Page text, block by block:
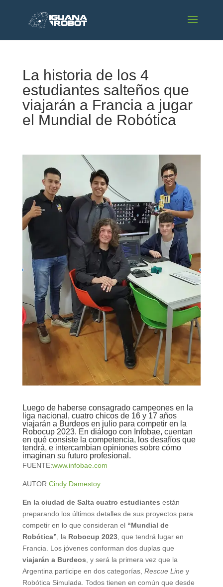
La historia de los 4
estudiantes salteños que
viajarán a Francia a jugar
el Mundial de Robótica
Luego de haberse consagrado campeones en la
liga nacional, cuatro chicos de 16 y 17 años
viajarán a Burdeos en julio para competir en la
Robocup 2023. En diálogo con Infobae, cuentan
en qué consiste la competencia, los desafíos que
tendrá, e intercambian opiniones sobre cómo
imaginan su futuro profesional.
FUENTE:www.infobae.com
AUTOR:Cindy Damestoy
En la ciudad de Salta cuatro estudiantes están
preparando los últimos detalles de sus proyectos para
competir en lo que consideran el “Mundial de
Robótica” , la Robocup 2023, que tendrá lugar en
Francia. Los jóvenes conforman dos duplas que
viajarán a Burdeos , y será la primera vez que la
Argentina participe en dos categorías, Rescue Line y
Robótica Simulada. Todos tienen en común que desde